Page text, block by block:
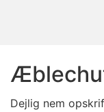
Dejlig nem